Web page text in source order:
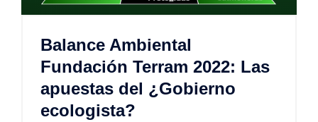
Balance Ambiental
Fundación Terram 2022: Las
apuestas del ¿Gobierno
ecologista?